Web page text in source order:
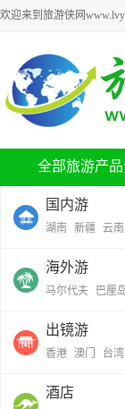
欢迎来到旅游侠网
全部旅游产
国内游
湖南 新疆 云南
海外游
马尔代夫 巴厘
出镜游
香港 澳门 台湾
酒店